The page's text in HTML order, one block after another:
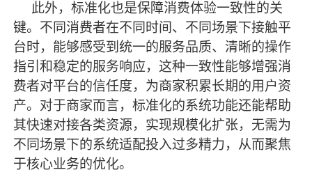
此外，标准化也是保障消费体验一致性的关
键。不同消费者在不同时间、不同场景下接触平
台时，能够感受到统一的服务品质、清晰的操作
指引和稳定的服务响应，这种一致性能够增强消
费者对平台的信任度，为商家积累长期的用户资
产。对于商家而言，标准化的系统功能还能帮助
其快速对接各类资源，实现规模化扩张，无需为
不同场景下的系统适配投入过多精力，从而聚焦
于核心业务的优化。